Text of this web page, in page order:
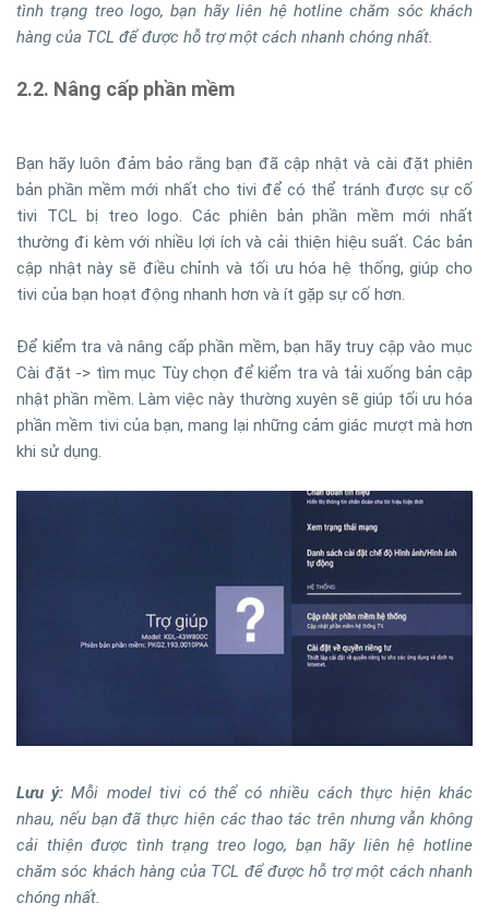
tình trạng treo logo, bạn hãy liên hệ hotline chăm sóc khách
hàng của TCL để được hỗ trợ một cách nhanh chóng nhất.
2.2. Nâng cấp phần mềm
Bạn hãy luôn đảm bảo rằng bạn đã cập nhật và cài đặt phiên
bản phần mềm mới nhất cho tivi để có thể tránh được sự cố
tivi TCL bị treo logo. Các phiên bản phần mềm mới nhất
thường đi kèm với nhiều lợi ích và cải thiện hiệu suất. Các bản
cập nhật này sẽ điều chỉnh và tối ưu hóa hệ thống, giúp cho
tivi của bạn hoạt động nhanh hơn và ít gặp sự cố hơn.
Để kiểm tra và nâng cấp phần mềm, bạn hãy truy cập vào mục
Cài đặt -> tìm mục Tùy chọn để kiểm tra và tải xuống bản cập
nhật phần mềm. Làm việc này thường xuyên sẽ giúp tối ưu hóa
phần mềm tivi của bạn, mang lại những cảm giác mượt mà hơn
khi sử dụng.
Lưu ý: Mỗi model tivi có thể có nhiều cách thực hiện khác
nhau, nếu bạn đã thực hiện các thao tác trên nhưng vẫn không
cải thiện được tình trạng treo logo, bạn hãy liên hệ hotline
chăm sóc khách hàng của TCL để được hỗ trợ một cách nhanh
chóng nhất.